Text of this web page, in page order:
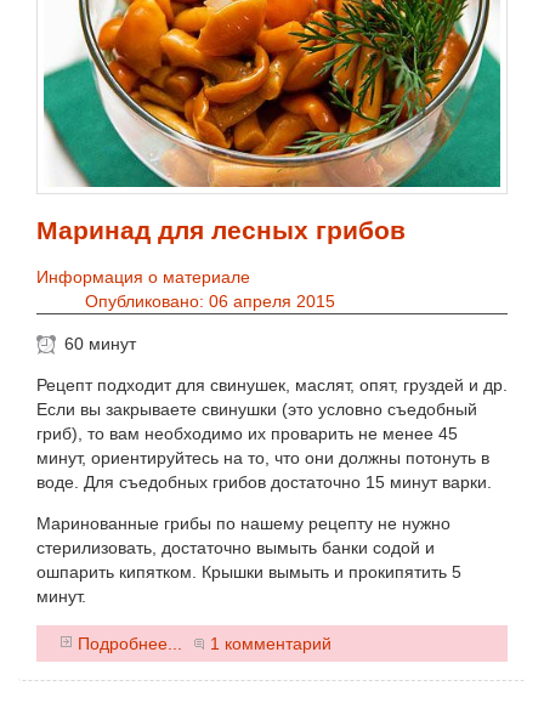
Маринад для лесных грибов
Информация о материале
Опубликовано: 06 апреля 2015
60 минут
Рецепт подходит для свинушек, маслят, опят, груздей и др.
Если вы закрываете свинушки (это условно съедобный
гриб), то вам необходимо их проварить не менее 45
минут, ориентируйтесь на то, что они должны потонуть в
воде. Для съедобных грибов достаточно 15 минут варки.
Маринованные грибы по нашему рецепту не нужно
стерилизовать, достаточно вымыть банки содой и
ошпарить кипятком. Крышки вымыть и прокипятить 5
минут.
Подробнее... 1 комментарий